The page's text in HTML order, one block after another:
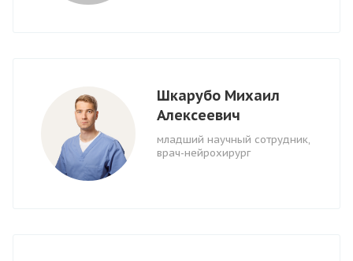
Шкарубо Михаил
Алексеевич
младший научный сотрудник,
врач-нейрохирург